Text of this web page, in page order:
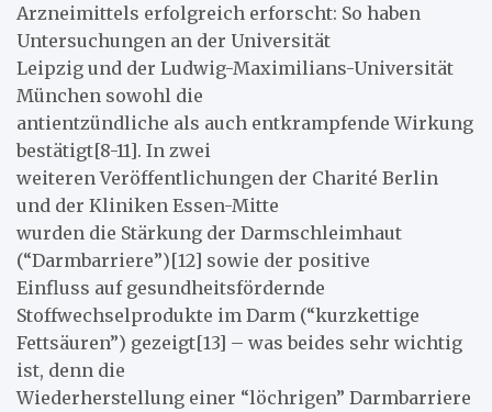
Arzneimittels erfolgreich erforscht: So haben
Untersuchungen an der Universität
Leipzig und der Ludwig-Maximilians-Universität
München sowohl die
antientzündliche als auch entkrampfende Wirkung
bestätigt[8-11]. In zwei
weiteren Veröffentlichungen der Charité Berlin
und der Kliniken Essen-Mitte
wurden die Stärkung der Darmschleimhaut
(“Darmbarriere”)[12] sowie der positive
Einfluss auf gesundheitsfördernde
Stoffwechselprodukte im Darm (“kurzkettige
Fettsäuren”) gezeigt[13] – was beides sehr wichtig
ist, denn die
Wiederherstellung einer “löchrigen” Darmbarriere